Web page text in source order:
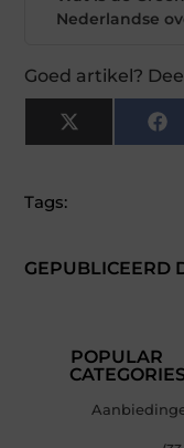
Nederlandse
Goed artikel?
X
(Twitter)
GEPUBLICEERD
Tags:
POPULAR